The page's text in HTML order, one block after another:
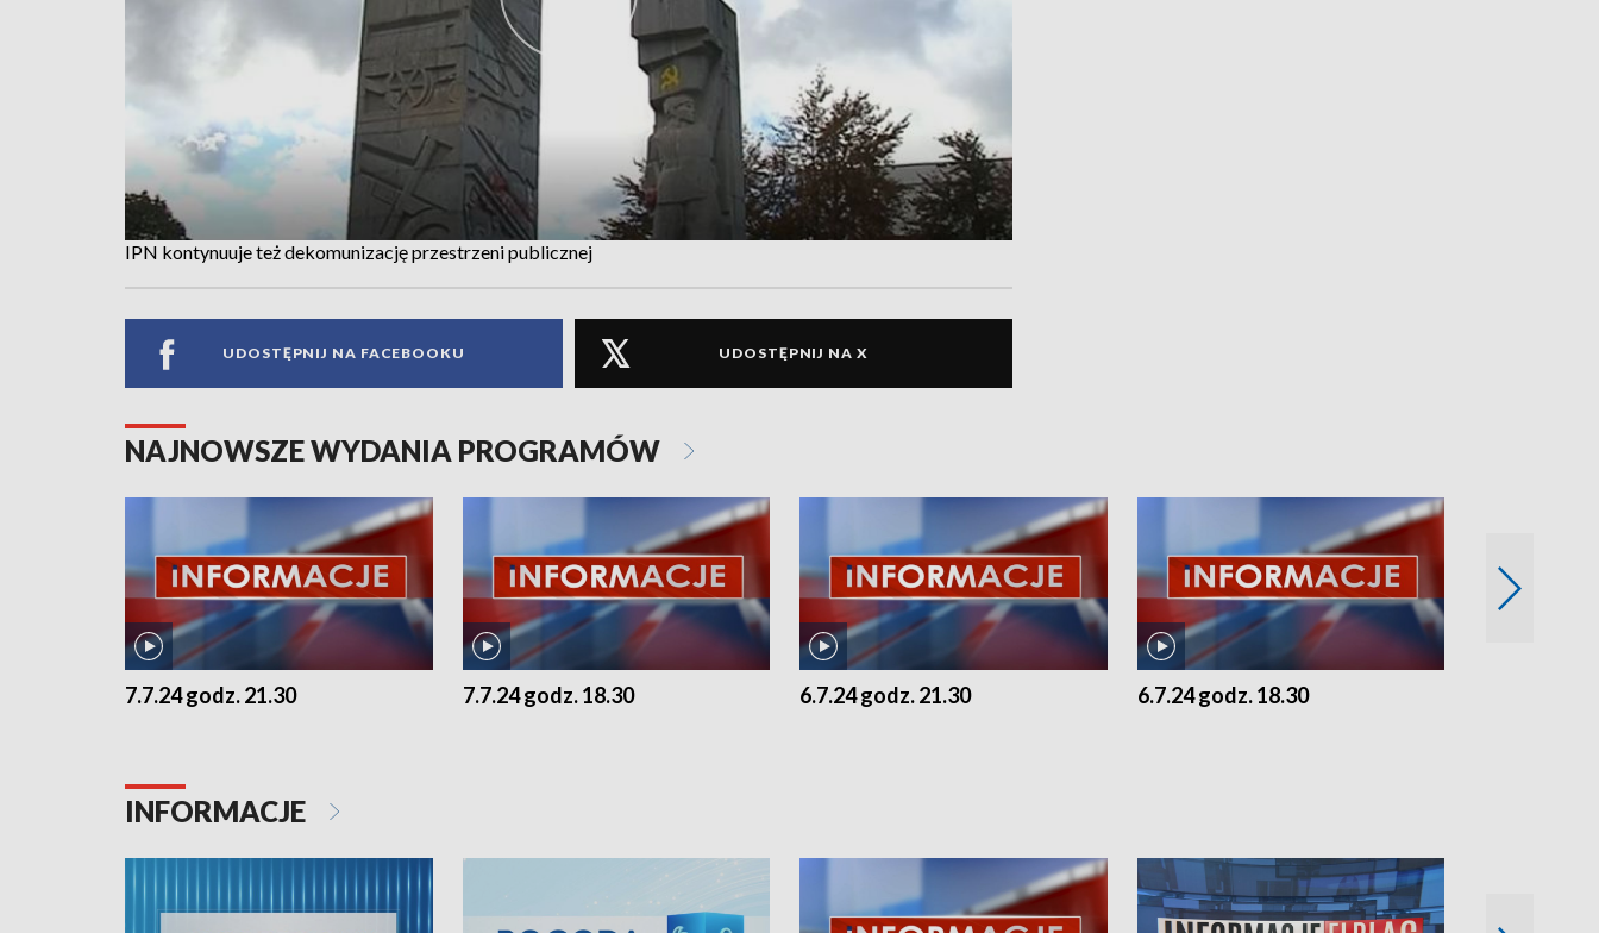
IPN kontynuuje też dekomunizację przestrzeni publicznej
UDOSTĘPNIJ NA FACEBOOKU UDOSTĘPNIJ NA X
NAJNOWSZE WYDANIA PROGRAMÓW
7.7.24 godz. 21.30 7.7.24 godz. 18.30 6.7.24 godz. 21.30 6.7.24 godz. 18.30
INFORMACJE